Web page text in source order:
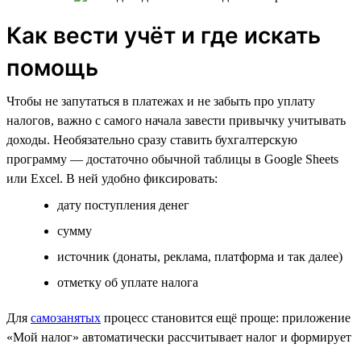
Как вести учёт и где искать
помощь
Чтобы не запутаться в платежах и не забыть про уплату
налогов, важно с самого начала завести привычку учитывать
доходы. Необязательно сразу ставить бухгалтерскую
программу — достаточно обычной таблицы в Google Sheets
или Excel. В ней удобно фиксировать:
дату поступления денег
сумму
источник (донаты, реклама, платформа и так далее)
отметку об уплате налога
Для самозанятых процесс становится ещё проще: приложение
«Мой налог» автоматически рассчитывает налог и формирует